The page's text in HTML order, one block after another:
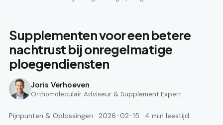
Supplementen voor een betere
nachtrust bij onregelmatige
ploegendiensten
Joris Verhoeven
Orthomoleculair Adviseur & Supplement Expert
Pijnpunten & Oplossingen · 2026-02-15 · 4 min leestijd